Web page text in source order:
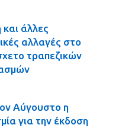
άλλες
αλλαγές στο
τραπεζικών
Αύγουστο η
για την έκδοση